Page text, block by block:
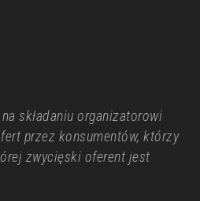
składaniu organizatorowi
przez konsumentów, którzy
zwycięski oferent jest